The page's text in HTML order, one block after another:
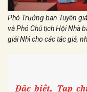
Phó Trưởng ban Tuyên
và Phó Chủ tịch Hội Nhà
giải Nhì cho các tác giả,
Đặc biệt, Tạp